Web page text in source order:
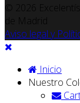
© 2026
de Madrid
Aviso legal y
Inicio
Nuestro